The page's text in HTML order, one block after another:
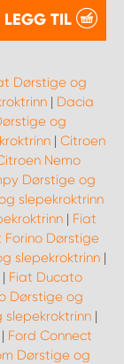
LEGG TIL
Dørstige og
| Dacia
og
| Citroen
Nemo
Dørstige og
slepekroktrinn
| Fiat
Forino Dørstige
slepekroktrinn|
| Fiat Ducato
Dørstige og
slepekroktrinn |
Ford Connect
Dørstige og